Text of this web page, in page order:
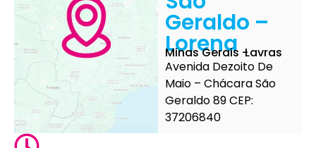
Geraldo –
Lorena
Minas Gerais -Lavras
Avenida Dezoito De
Maio – Chácara São
Geraldo 89 CEP:
37206840